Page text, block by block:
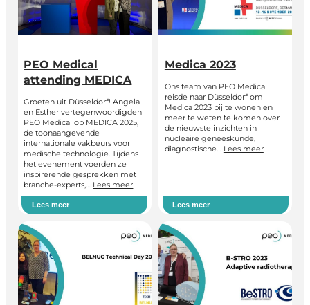
PEO Medical
attending MEDICA
Groeten uit Düsseldorf! Angela
en Esther vertegenwoordigden
PEO Medical op MEDICA 2025,
de toonaangevende
internationale vakbeurs voor
medische technologie. Tijdens
het evenement voerden ze
inspirerende gesprekken met
branche-experts,… Lees meer
Lees meer
Medica 2023
Ons team van PEO Medical
reisde naar Düsseldorf om
Medica 2023 bij te wonen en
meer te weten te komen over
de nieuwste inzichten in
nucleaire geneeskunde,
diagnostische… Lees meer
Lees meer